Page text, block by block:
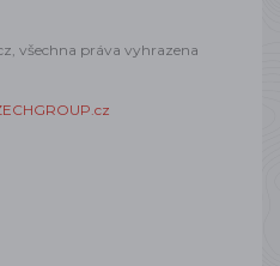
všechna práva vyhrazena